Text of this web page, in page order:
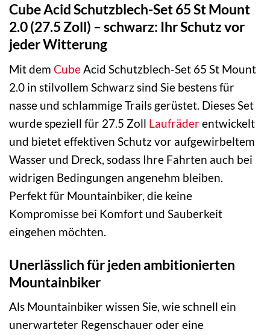
Cube Acid Schutzblech-Set 65 St Mount
2.0 (27.5 Zoll) – schwarz: Ihr Schutz vor
jeder Witterung
Mit dem CubeAcid Schutzblech-Set 65 St Mount
2.0 in stilvollem Schwarz sind Sie bestens für
nasse und schlammige Trails gerüstet. Dieses Set
wurde speziell für 27.5 Zoll Laufräderentwickelt
und bietet effektiven Schutz vor aufgewirbeltem
Wasser und Dreck, sodass Ihre Fahrten auch bei
widrigen Bedingungen angenehm bleiben.
Perfekt für Mountainbiker, die keine
Kompromisse bei Komfort und Sauberkeit
eingehen möchten.
Unerlässlich für jeden ambitionierten
Mountainbiker
Als Mountainbiker wissen Sie, wie schnell ein
unerwarteter Regenschauer oder eine